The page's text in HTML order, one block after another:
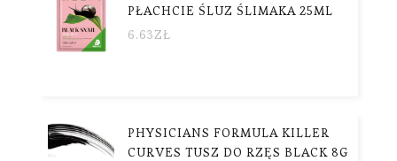
PŁACHCIE ŚLUZ ŚLIMAKA 25ML
6.63ZŁ
PHYSICIANS FORMULA KILLER
CURVES TUSZ DO RZĘS BLACK 8G